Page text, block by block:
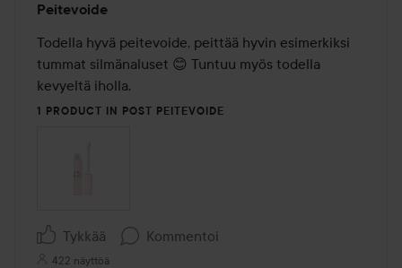
5
/
5
Peitevoide
Todella hyvä peitevoide, peittää hyvin esimerkiksi
tummat silmänaluset 😊 Tuntuu myös todella
kevyeltä iholla.
1 PRODUCT IN POST PEITEVOIDE
Tykkää Kommentoi
422 näyttöä